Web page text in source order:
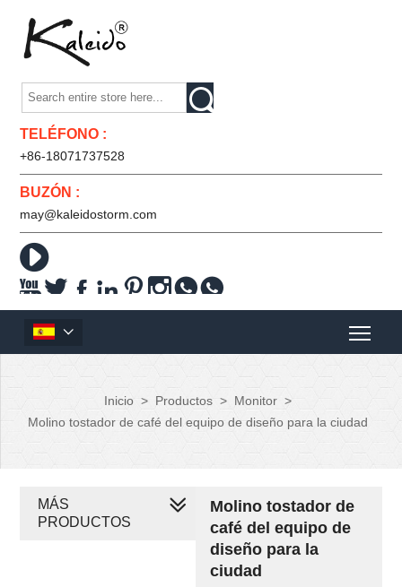

TELÉFONO :
+86-18071737528
BUZÓN :
may@kaleidostorm.com

     

Inicio > Productos > Monitor >
Molino tostador de café del equipo de diseño para la ciudad
Molino tostador de
café del equipo de
diseño para la
ciudad
MÁS
PRODUCTOS